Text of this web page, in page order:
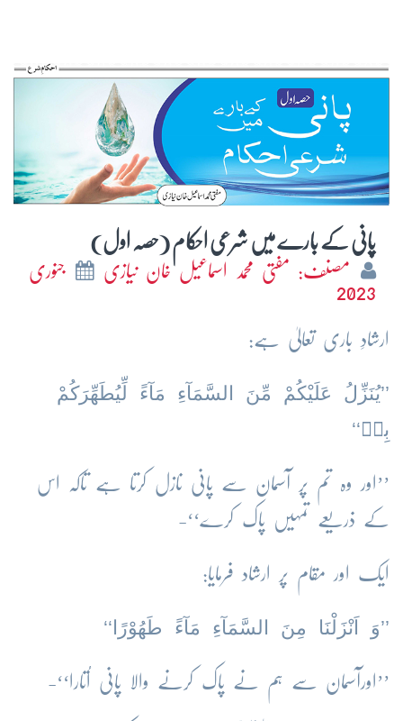
پانی کے بارے میں شرعی احکام (حصہ اول)
مصنف: مفتی محمد اسماعیل خان نیازی
جنوری
2023
ارشادِ باری تعالیٰ ہے:
’’یُنَزِّلُ عَلَیْكُمْ مِّنَ السَّمَآءِ مَآءً لِّیُطَهِّرَكُمْ
بِهٖ‘‘
’’اور وہ تم پر آسمان سے پانی نازل کرتا ہے تاکہ اس
کے ذریعے تمہیں پاک کرے‘‘-
ایک اور مقام پر ارشاد فرمایا:
’’وَ اَنْزَلْنَا مِنَ السَّمَآءِ مَآءً طَهُوْرًا‘‘
’’اورآسمان سے ہم نے پاک کرنے والا پانی اُتارا‘‘-